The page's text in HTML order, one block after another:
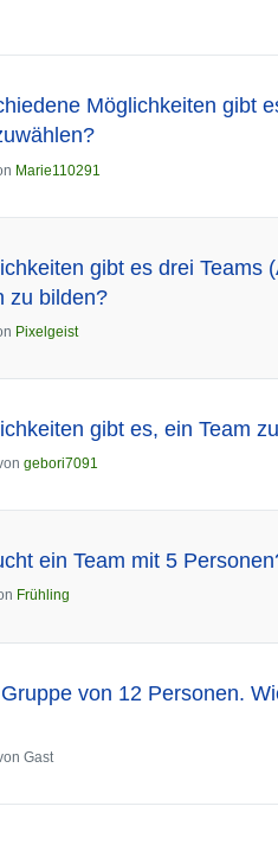
Möglichkeiten gibt
Marie110291
gibt es drei Teams
zu bilden?
Pixelgeist
gibt es, ein Team
gebori7091
ein Team mit 5
Frühling
von 12 Personen.
Gast